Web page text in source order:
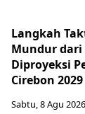
Langkah
Mundur dari
Diproyeksi
Cirebon 2029
Sabtu, 8 Agu